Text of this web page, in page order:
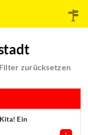
Filter zurücksetzen
Ein